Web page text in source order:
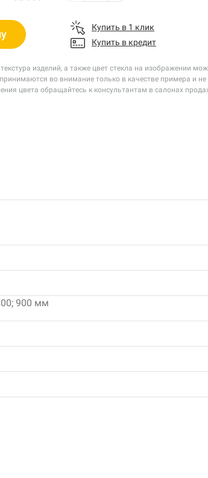
Купить в 1 клик
Купить в кредит
изделий, а также цвет стекла на изображении
во внимание только в качестве примера и
цвета обращайтесь к консультантам в салонах
900 мм